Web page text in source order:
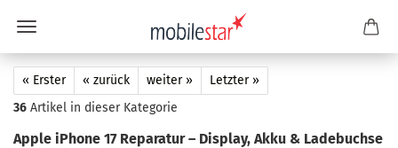
« Erster « zurück weiter »
Letzter »
36 Artikel in dieser Kategorie
Apple iPho­ne 17 Re­pa­ra­tur – Dis­play, Akku & La­de­buch­se